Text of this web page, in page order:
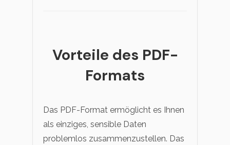
Vorteile des PDF-
Formats
Das PDF-Format ermöglicht es Ihnen
als einziges, sensible Daten
problemlos zusammenzustellen. Das